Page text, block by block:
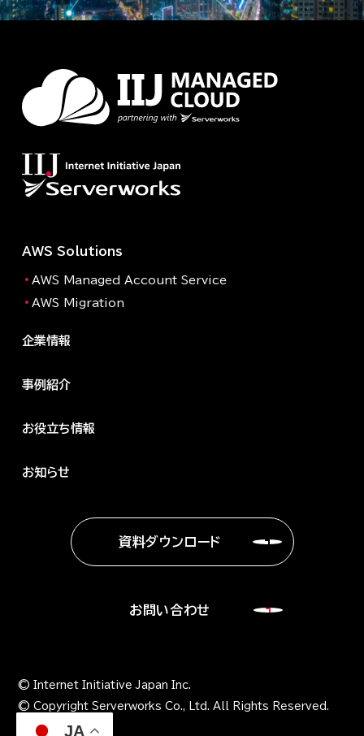
JA
AWS Solutions
AWS Managed Account Service
AWS Migration
企業情報
事例紹介
お役立ち情報
お知らせ
資料ダウンロード
お問い合わせ
© Internet Initiative Japan Inc.
© Copyright Serverworks Co., Ltd. All Rights Reserved.